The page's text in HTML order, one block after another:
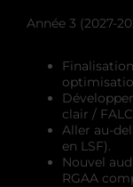
Année 3 (2027-
clair /
Aller au-
en LSF).
Nouvel
RGAA